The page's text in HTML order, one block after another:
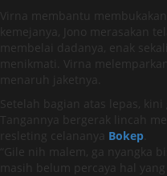
Virna membantu
kemejanya, Jono merasakan
membelai dadanya, enak
menikmati. Virna
menaruh jaketnya.
Setelah bagian atas lepas,
Tangannya bergerak lincah
resleting celananya Bokep
“Gile nih malem, ga nyangka
masih belum percaya hal